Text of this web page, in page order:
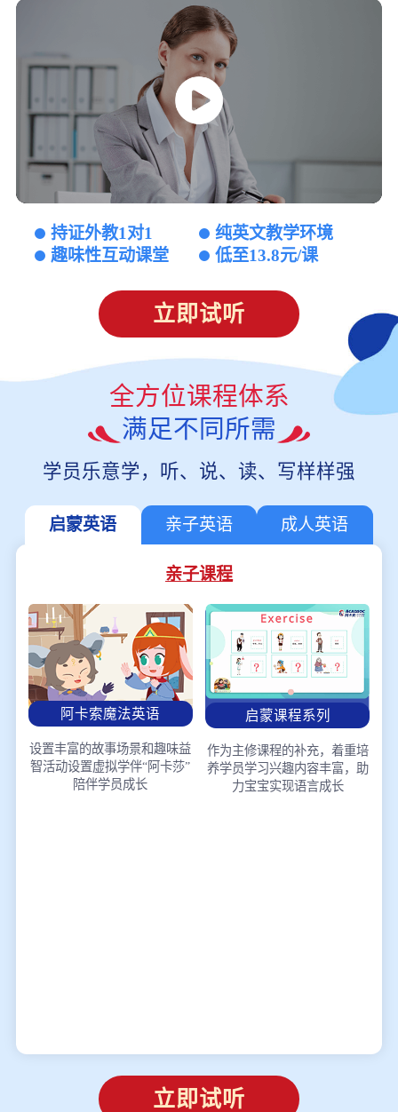
持证外教1对1
纯英文教学环境
趣味性互动课堂
低至13.8元/课
立即试听
全方位课程体系
满足不同所需
学员乐意学，听、说、读、写样样强
启蒙英语 亲子英语 成人英语
亲子课程
阿卡索魔法英语
设置丰富的故事场景和趣味益
智活动设置虚拟学伴“阿卡莎”
陪伴学员成长
启蒙课程系列
作为主修课程的补充，着重培
养学员学习兴趣内容丰富，助
力宝宝实现语言成长
立即试听